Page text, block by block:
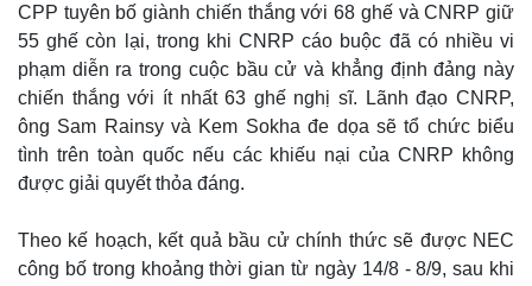
CPP tuyên bố giành chiến thắng với 68 ghế và CNRP giữ
55 ghế còn lại, trong khi CNRP cáo buộc đã có nhiều vi
phạm diễn ra trong cuộc bầu cử và khẳng định đảng này
chiến thắng với ít nhất 63 ghế nghị sĩ. Lãnh đạo CNRP,
ông Sam Rainsy và Kem Sokha đe dọa sẽ tổ chức biểu
tình trên toàn quốc nếu các khiếu nại của CNRP không
được giải quyết thỏa đáng.
Theo kế hoạch, kết quả bầu cử chính thức sẽ được NEC
công bố trong khoảng thời gian từ ngày 14/8 - 8/9, sau khi